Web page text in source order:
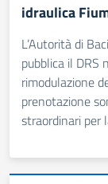
idraulica
L’Autorità di
pubblica il
rimodulazione
prenotazione
straordinari per